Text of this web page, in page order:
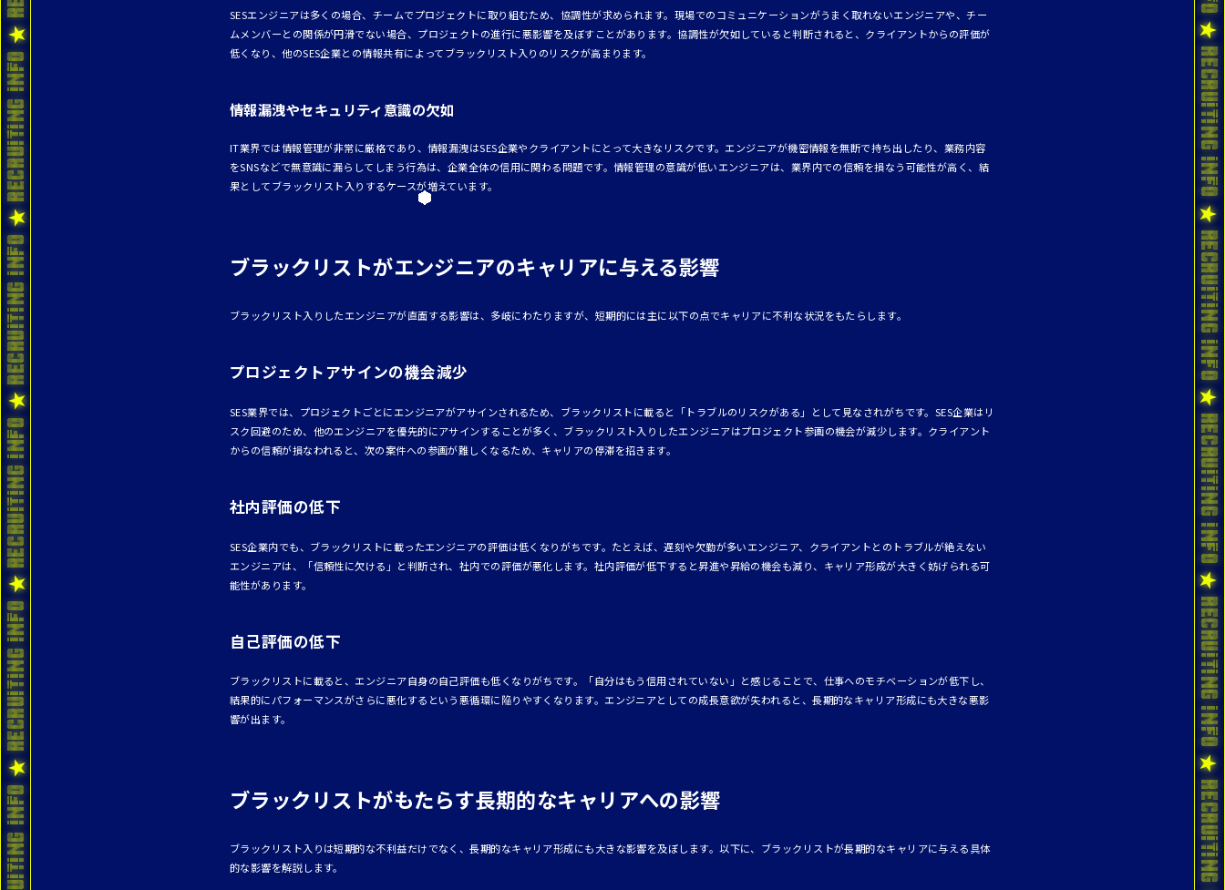
SESエンジニアは多くの場合、チームでプロジェクトに取り組むため、協調性が求められます。現場でのコミュニケーションがうまく取れないエンジニアや、チー
ムメンバーとの関係が円滑でない場合、プロジェクトの進行に悪影響を及ぼすことがあります。協調性が欠如していると判断されると、クライアントからの評価が
低くなり、他のSES企業との情報共有によってブラックリスト入りのリスクが高まります。
情報漏洩やセキュリティ意識の欠如
IT業界では情報管理が非常に厳格であり、情報漏洩はSES企業やクライアントにとって大きなリスクです。エンジニアが機密情報を無断で持ち出したり、業務内容
をSNSなどで無意識に漏らしてしまう行為は、企業全体の信用に関わる問題です。情報管理の意識が低いエンジニアは、業界内での信頼を損なう可能性が高く、結
果としてブラックリスト入りするケースが増えています。
ブラックリストがエンジニアのキャリアに与える影響
ブラックリスト入りしたエンジニアが直面する影響は、多岐にわたりますが、短期的には主に以下の点でキャリアに不利な状況をもたらします。
プロジェクトアサインの機会減少
SES業界では、プロジェクトごとにエンジニアがアサインされるため、ブラックリストに載ると「トラブルのリスクがある」として見なされがちです。SES企業はリ
スク回避のため、他のエンジニアを優先的にアサインすることが多く、ブラックリスト入りしたエンジニアはプロジェクト参画の機会が減少します。クライアント
からの信頼が損なわれると、次の案件への参画が難しくなるため、キャリアの停滞を招きます。
社内評価の低下
SES企業内でも、ブラックリストに載ったエンジニアの評価は低くなりがちです。たとえば、遅刻や欠勤が多いエンジニア、クライアントとのトラブルが絶えない
エンジニアは、「信頼性に欠ける」と判断され、社内での評価が悪化します。社内評価が低下すると昇進や昇給の機会も減り、キャリア形成が大きく妨げられる可
能性があります。
自己評価の低下
ブラックリストに載ると、エンジニア自身の自己評価も低くなりがちです。「自分はもう信用されていない」と感じることで、仕事へのモチベーションが低下し、
結果的にパフォーマンスがさらに悪化するという悪循環に陥りやすくなります。エンジニアとしての成長意欲が失われると、長期的なキャリア形成にも大きな悪影
響が出ます。
ブラックリストがもたらす長期的なキャリアへの影響
ブラックリスト入りは短期的な不利益だけでなく、長期的なキャリア形成にも大きな影響を及ぼします。以下に、ブラックリストが長期的なキャリアに与える具体
的な影響を解説します。